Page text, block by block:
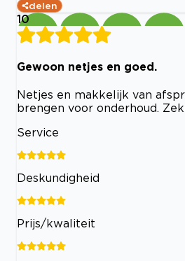
delen
10
Gewoon netjes en goed.
Netjes en makkelijk van
brengen voor onderhoud.
Service
Deskundigheid
Prijs/kwaliteit